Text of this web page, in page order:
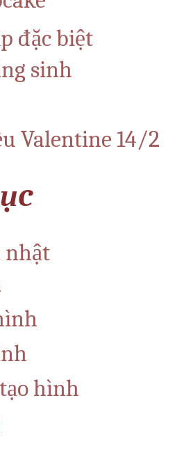
đặc biệt
sinh
Valentine 14/2
nhật
hình